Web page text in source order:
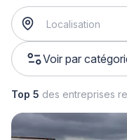
Voir par
Top 5 des entreprises